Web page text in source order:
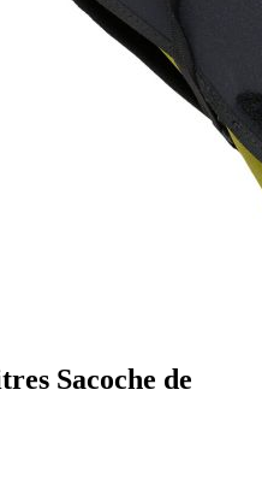
Sacoche de